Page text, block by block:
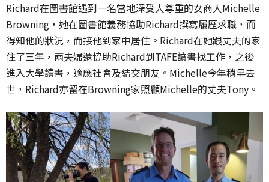
Richard在圖書館遇到一名當地深受人尊重的女商人Michelle
Browning，她在圖書館義務協助Richard撰寫履歷求職，而
得知他的狀況，而接他到家中居住。Richard在她跟丈夫的家
住了三年，兩夫婦還協助Richard到TAFE讀書找工作，之後
進入大學讀書，適應社會及結交朋友。Michelle今年稍早去
世，Richard亦留在Browning家照顧Michelle的丈夫Tony。